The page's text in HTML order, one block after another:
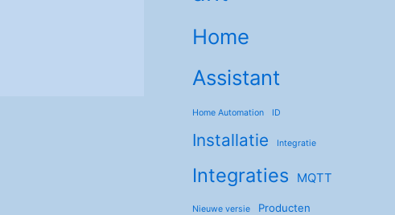
Home
Assistant
Home Automation ID
Installatie Integratie
Integraties MQTT
Nieuwe versie Producten